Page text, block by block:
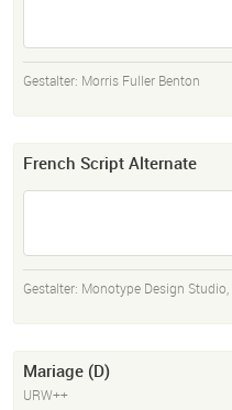
Gestalter: Morris Fuller Benton
French Script Alternate
Gestalter: Monotype Design Studio,
Mariage (D)
URW++